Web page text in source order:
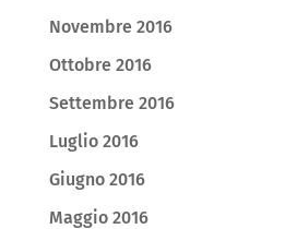
Novembre 2016
Ottobre 2016
Settembre 2016
Luglio 2016
Giugno 2016
Maggio 2016